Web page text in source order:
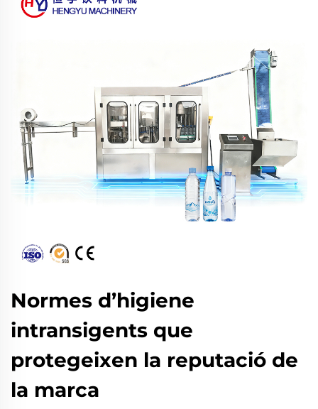
Normes d’higiene
intransigents que
protegeixen la reputació de
la marca